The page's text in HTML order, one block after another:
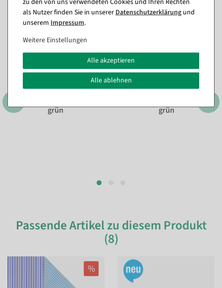
Fragen zum Artikel
Dieser Artikel in anderen Ausführungen
grün grün
Passende Artikel zu diesem Produkt
(8)
%
als Nutzer finden Sie in unsererDaten­schutz­erklärung und
unserem Impressum.
Weitere Einstellungen
Alle akzeptieren
Alle ablehnen